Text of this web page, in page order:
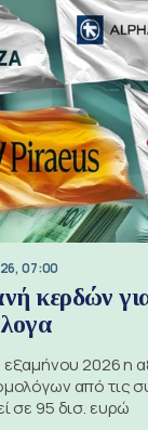
07:00
κερδών
2026 η
από τις
σε 95 δισ. ευρώ